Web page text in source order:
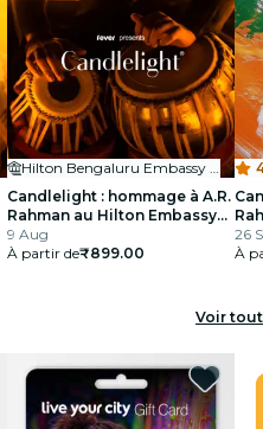
Hilton Bengaluru Embassy Manyata Business Park
Candlelight : hommage à A.R.
Rahman au Hilton Embassy
Manyata
9 Aug
À partir de₹899.00
26
À
Voir tout